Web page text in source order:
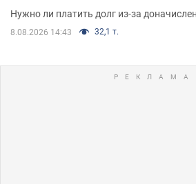
Нужно ли платить долг из-за
8.08.2026 14:43 32,1 т.